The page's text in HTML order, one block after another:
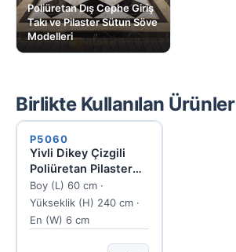
Poliüretan Dış Cephe Giriş
Takı ve Pilaster Sütun Söve
Modelleri
Birlikte Kullanılan Ürünler
P5060
Yivli Dikey Çizgili
Poliüretan Pilaster
Duvar Sütun Paneli
P5060
Boy (L) 60 cm ·
Yükseklik (H) 240 cm ·
En (W) 6 cm